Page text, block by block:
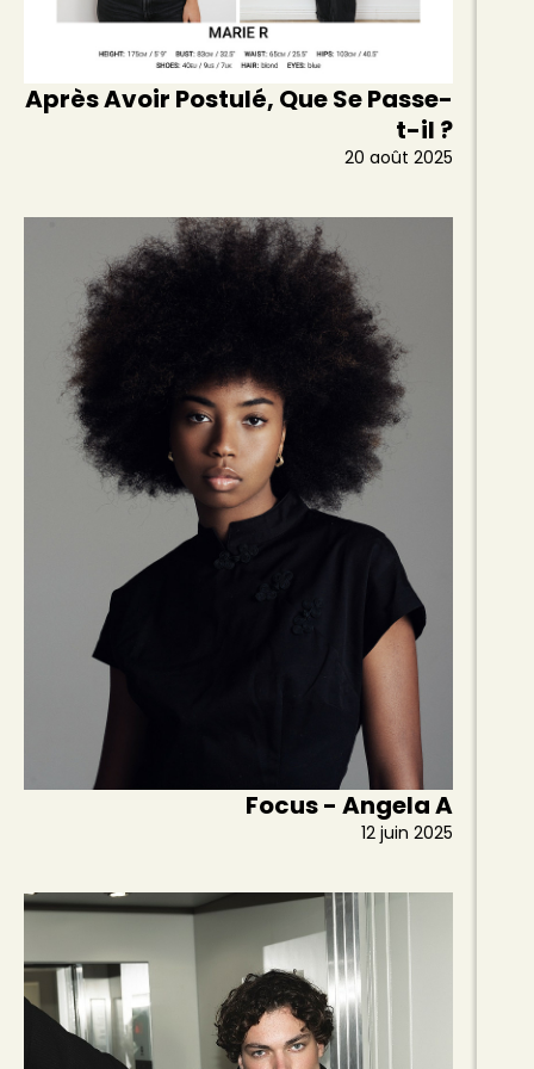
Après Avoir Postulé, Que Se Passe-
t-il ?
20 août 2025
Focus - Angela A
12 juin 2025